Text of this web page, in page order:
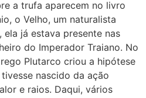
a trufa aparecem no livro
o Velho, um naturalista
ela já estava presente nas
do Imperador Traiano. No
Plutarco criou a hipótese
nascido da ação
e raios. Daqui, vários